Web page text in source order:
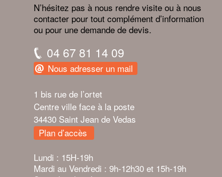
N’hésitez pas à nous rendre visite ou à nous
contacter pour tout complément d’information
ou pour une demande de devis.
04 67 81 14 09
Nous adresser un mail
1 bis rue de l’ortet
Centre ville face à la poste
34430 Saint Jean de Vedas
Plan d’accès
Lundi : 15H-19h
Mardi au Vendredi : 9h-12h30 et 15h-19h